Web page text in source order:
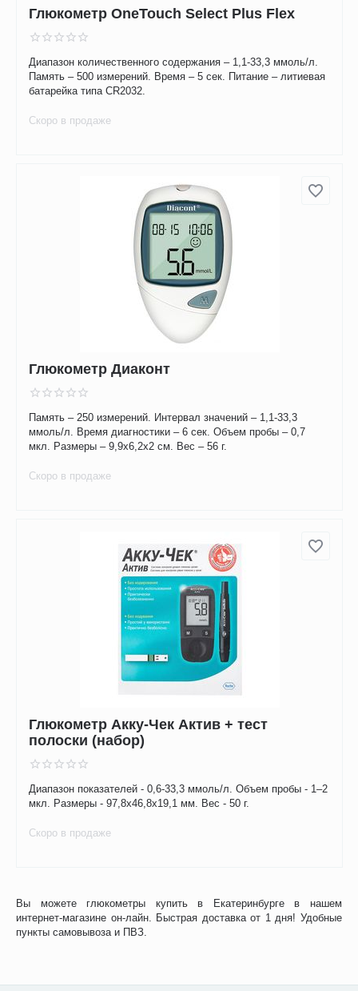
Вы можете глюкометры купить в Екатеринбурге в нашем
интернет-магазине он-лайн. Быстрая доставка от 1 дня! Удобные
пункты самовывоза и ПВЗ.
Глюкометр OneTouch Select Plus Flex
Диапазон количественного содержания – 1,1-33,3 ммоль/л.
Память – 500 измерений. Время – 5 сек. Питание – литиевая
батарейка типа CR2032.
Скоро в продаже
Глюкометр Диаконт
Память – 250 измерений. Интервал значений – 1,1-33,3
ммоль/л. Время диагностики – 6 сек. Объем пробы – 0,7
мкл. Размеры – 9,9х6,2х2 см. Вес – 56 г.
Скоро в продаже
Глюкометр Акку-Чек Актив + тест
полоски (набор)
Диапазон показателей - 0,6-33,3 ммоль/л. Объем пробы - 1–2
мкл. Размеры - 97,8x46,8x19,1 мм. Вес - 50 г.
Скоро в продаже